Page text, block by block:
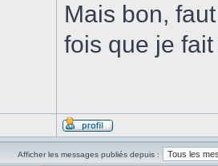
Mais bon,
fois que je
Afficher les messages publiés depuis :